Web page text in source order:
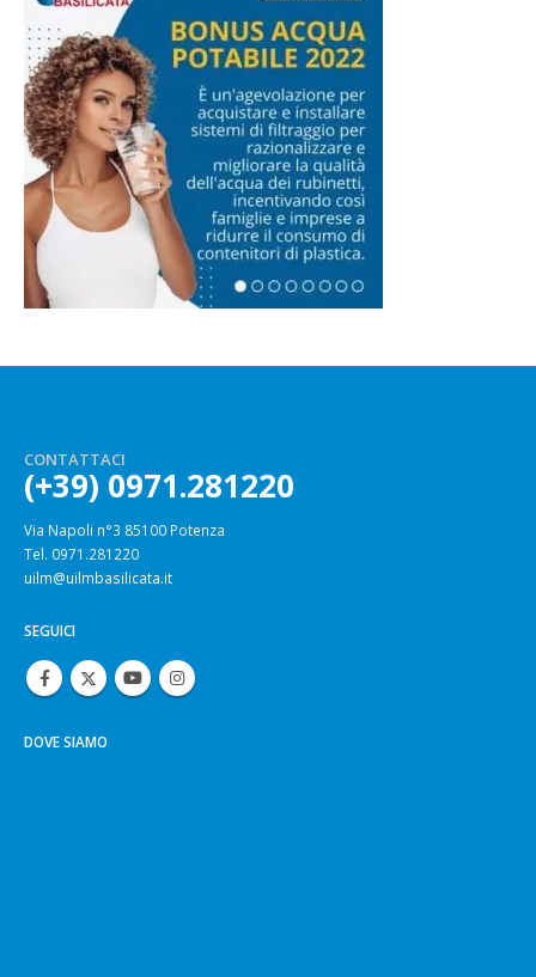
CONTATTACI
(+39) 0971.281220
Via Napoli n°3 85100 Potenza
Tel. 0971.281220
uilm@uilmbasilicata.it
SEGUICI
DOVE SIAMO